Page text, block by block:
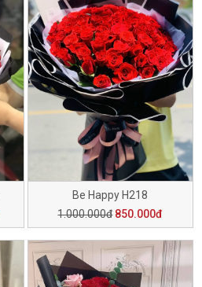
Be Happy H218
1.000.000đ 850.000đ